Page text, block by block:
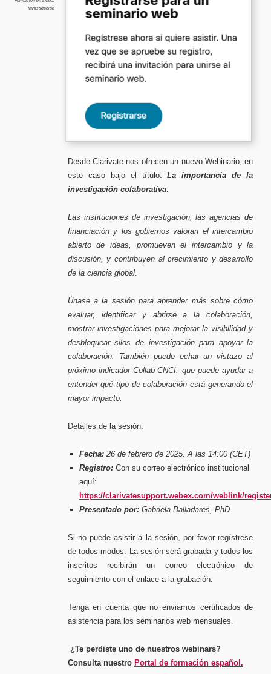
Investigación
Desde Clarivate nos ofrecen un nuevo Webinario, en
este caso bajo el título:La importancia de la
investigación colaborativa.
Las instituciones de investigación, las agencias de
financiación y los gobiernos valoran el intercambio
abierto de ideas, promueven el intercambio y la
discusión, y contribuyen al crecimiento y desarrollo
de la ciencia global.
Únase a la sesión para aprender más sobre cómo
evaluar, identificar y abrirse a la colaboración,
mostrar investigaciones para mejorar la visibilidad y
desbloquear silos de investigación para apoyar la
colaboración. También puede echar un vistazo al
próximo indicador Collab-CNCI, que puede ayudar a
entender qué tipo de colaboración está generando el
mayor impacto.
Detalles de la sesión:
Fecha: 26 de febrero de 2025. A las 14:00 (CET)
Registro: Con su correo electrónico institucional
aquí:
https://clarivatesupport.webex.com/weblink/
Presentado por: Gabriela Balladares, PhD.
Si no puede asistir a la sesión, por favor regístrese
de todos modos. La sesión será grabada y todos los
inscritos recibirán un correo electrónico de
seguimiento con el enlace a la grabación.
Tenga en cuenta que no enviamos certificados de
asistencia para los seminarios web mensuales.
¿Te perdiste uno de nuestros webinars?
Consulta nuestro Portal de formación español.